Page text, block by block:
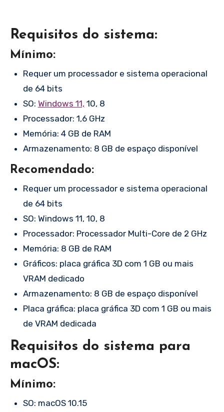
Requisitos do sistema:
Mínimo:
Requer um processador e sistema operacional
de 64 bits
SO: Windows 11, 10, 8
Processador: 1,6 GHz
Memória: 4 GB de RAM
Armazenamento: 8 GB de espaço disponível
Recomendado:
Requer um processador e sistema operacional
de 64 bits
SO: Windows 11, 10, 8
Processador: Processador Multi-Core de 2 GHz
Memória: 8 GB de RAM
Gráficos: placa gráfica 3D com 1 GB ou mais
VRAM dedicado
Armazenamento: 8 GB de espaço disponível
Placa gráfica: placa gráfica 3D com 1 GB ou mais
de VRAM dedicada
Requisitos do sistema para
macOS:
Mínimo:
SO: macOS 10.15